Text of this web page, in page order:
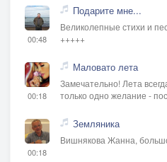
00:48
Подарите мне...
Великолепные стихи и
+++++
00:18
Маловато лета
Замечательно! Лета
только одно желание -
00:18
Земляника
Вишнякова Жанна,